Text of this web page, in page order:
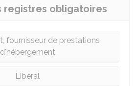
registres obligatoires
fournisseur de prestations
d'hébergement
Libéral